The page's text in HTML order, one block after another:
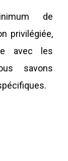
de
privilégiée,
avec les
savons